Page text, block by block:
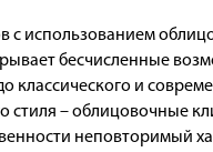
с использованием
бесчисленные
классического и
стиля – облицовочные
неповторимый